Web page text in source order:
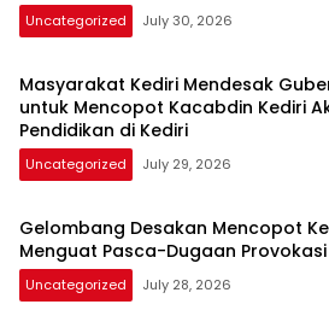
Uncategorized July 30, 2026
Masyarakat Kediri Mendesak Gubernur Jawa Timur
untuk Mencopot Kacabdin Kediri
Pendidikan di Kediri
Uncategorized July 29, 2026
Gelombang Desakan Mencopot
Menguat Pasca-Dugaan
Uncategorized July 28, 2026